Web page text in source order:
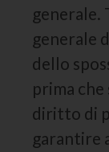
generale.
generale
dello
prima che
diritto di
garantire